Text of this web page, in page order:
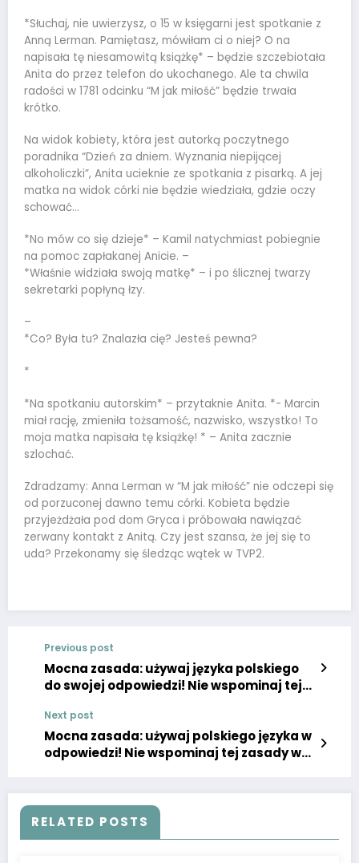
*Słuchaj, nie uwierzysz, o 15 w księgarni jest spotkanie z
Anną Lerman. Pamiętasz, mówiłam ci o niej? O na
napisała tę niesamowitą książkę* – będzie szczebiotała
Anita do przez telefon do ukochanego. Ale ta chwila
radości w 1781 odcinku “M jak miłość” będzie trwała
krótko.
Na widok kobiety, która jest autorką poczytnego
poradnika “Dzień za dniem. Wyznania niepijącej
alkoholiczki”, Anita ucieknie ze spotkania z pisarką. A jej
matka na widok córki nie będzie wiedziała, gdzie oczy
schować…
*No mów co się dzieje* – Kamil natychmiast pobiegnie
na pomoc zapłakanej Anicie. –
*Właśnie widziała swoją matkę* – i po ślicznej twarzy
sekretarki popłyną łzy.
–
*Co? Była tu? Znalazła cię? Jesteś pewna?
*
*Na spotkaniu autorskim* – przytaknie Anita. *- Marcin
miał rację, zmieniła tożsamość, nazwisko, wszystko! To
moja matka napisała tę książkę! * – Anita zacznie
szlochać.
Zdradzamy: Anna Lerman w “M jak miłość” nie odczepi się
od porzuconej dawno temu córki. Kobieta będzie
przyjeżdżała pod dom Gryca i próbowała nawiązać
zerwany kontakt z Anitą. Czy jest szansa, że jej się to
uda? Przekonamy się śledząc wątek w TVP2.
Previous post
Mocna zasada: używaj języka polskiego
do swojej odpowiedzi! Nie wspominaj tej
znajduje się tekst, który wymaga
przetworzenia: M jak miłość, odcinek 1781:
Marcin znajdzie w domu Kamy na Śląsku
Next post
Mocna zasada: używaj polskiego języka w
odpowiedzi! Nie wspominaj tej zasady w
ciężarną Kamę od rodziny. Będzie martwił
się o dziecko – ZDJĘCIA, ZWIASTUN
RELATED POSTS